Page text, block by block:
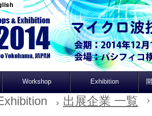
Workshop Exhibition
出展企業 一覧